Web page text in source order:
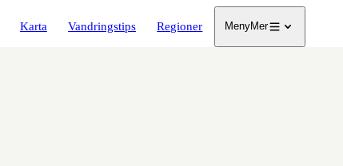
Karta Vandringstips Regioner MenyMer